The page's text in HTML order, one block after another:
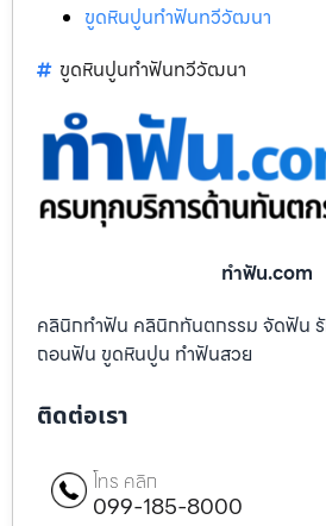
ขูดหินปูนทำฟันทวีวัฒนา
ขูดหินปูนทำฟันทวีวัฒนา
ทําฟัน.com
คลินิกทำฟัน คลินิกทันตกรรม จัดฟัน
ถอนฟัน ขูดหินปูน ทำฟันสวย
ติดต่อเรา
โทร คลิก
099-185-8000